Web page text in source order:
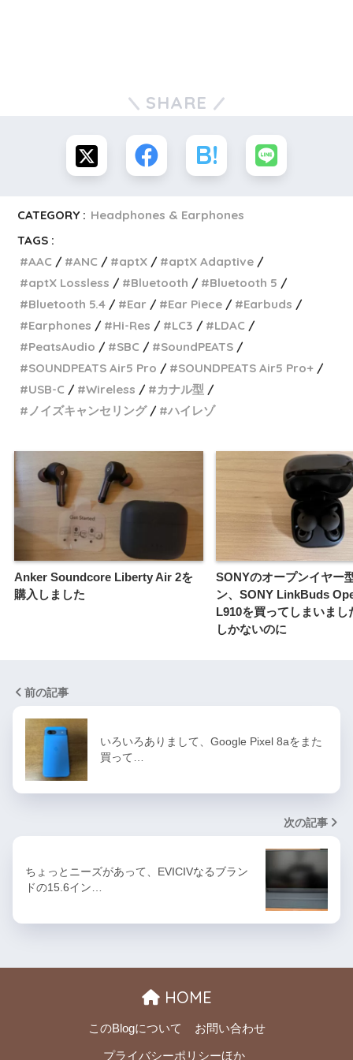
SHARE
CATEGORY : Headphones & Earphones
TAGS :
AAC
ANC aptX
aptX Adaptive
aptX Lossless
Bluetooth
Bluetooth 5
Bluetooth 5.4
Ear Ear Piece
Earbuds
Earphones
Hi-Res LC3
LDAC
PeatsAudio
SBC
SoundPEATS
SOUNDPEATS Air5 Pro
SOUNDPEATS Air5 Pro+
USB-C
Wireless
カナル型
ノイズキャンセリング
ハイレゾ
Anker Soundcore Liberty Air 2を
購入しました
SONYのオープンイヤー
ン、SONY LinkBuds
L910を買ってしまいまし
しかないのに
前の記事
いろいろありまして、Google Pixel 8aをまた
買って…
次の記事
ちょっとニーズがあって、EVICIVなるブラン
ドの15.6イン…
HOME
このBlogについて お問い合わせ
プライバシーポリシーほか